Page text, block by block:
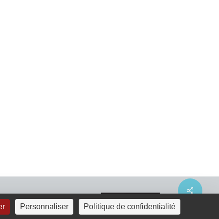
Share
Personnaliser Politique de confidentialité